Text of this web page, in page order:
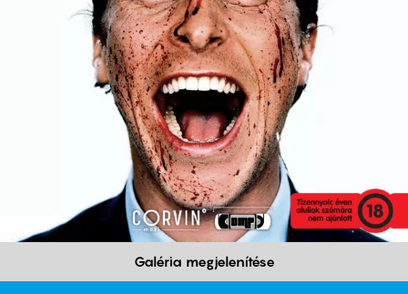
Galéria megjelenítése